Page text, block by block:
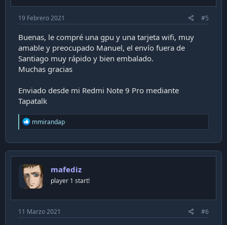
19 Febrero 2021 #5
Buenas, le compré una gpu y una tarjeta wifi, muy
amable y preocupado Manuel, el envío fuera de
Santiago muy rápido y bien embalado.
Muchas gracias
Enviado desde mi Redmi Note 9 Pro mediante
Tapatalk
R
e
c
t
o
n
s
mmirandap
mafediz
player 1 start!
11 Marzo 2021 #6